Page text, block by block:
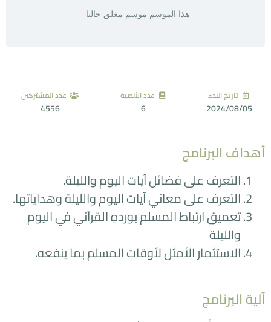
هذا الموسم موسم مغلق حاليا
تاريخ البدء
2024/08/05
عدد الأنصبة
6
عدد المشتركين
4556
أهداف البرنامج
التعرف على فضائل آيات اليوم والليلة.
التعرف على معاني آيات اليوم والليلة وهداياتها.
تعميق ارتباط المسلم بوردهِ القرآني في اليوم
والليلة
الاستثمار الأمثل لأوقات المسلم بما ينفعه.
آلية البرنامج